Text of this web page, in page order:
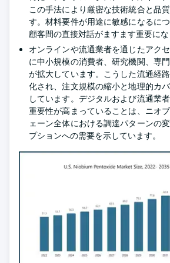
この手法により厳密な技術統合と品
す。材料要件が用途に敏感になるに
顧客間の直接対話がますます重要にな
オンラインや流通業者を通じたアク
に中小規模の消費者、研究機関、専
が拡大しています。こうした流通経
化され、注文規模の縮小と地理的カ
しています。デジタルおよび流通業
重要性が高まっていることは、ニオ
ェーン全体における調達パターンの
プションへの需要を示しています。